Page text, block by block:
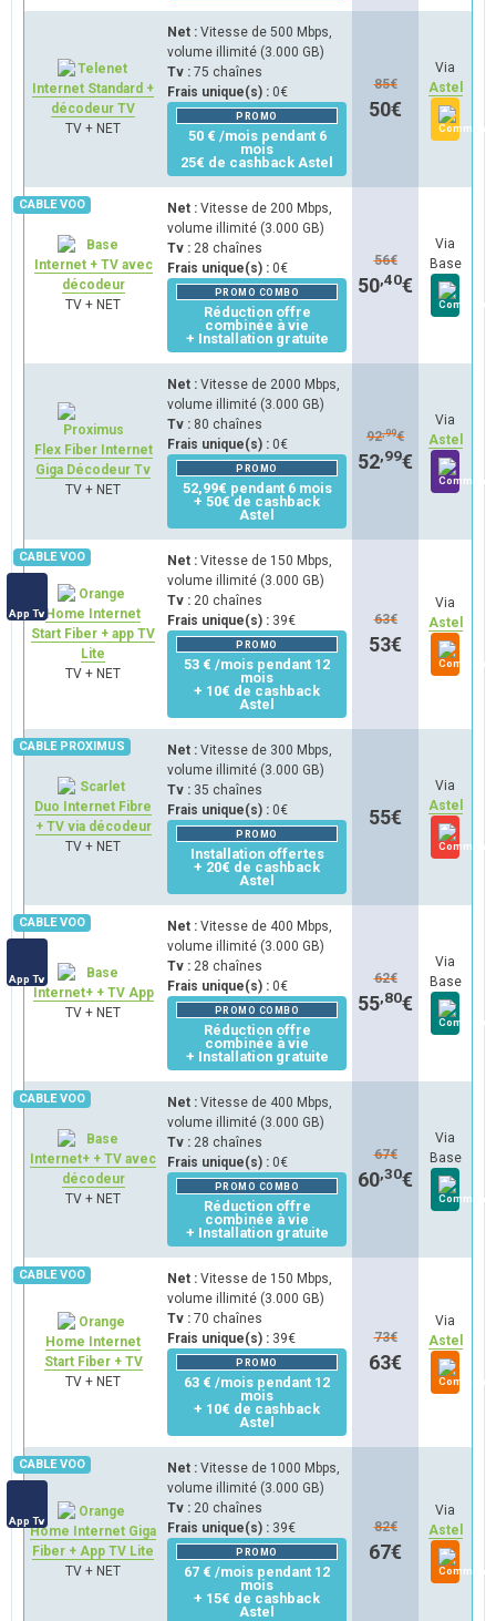
Internet Standard +
décodeur TV
TV + NET
Net : Vitesse de 500 Mbps,
volume illimité (3.000 GB)
Tv : 75 chaînes
Frais unique(s) : 0€
PROMO
50 € /mois pendant 6
mois
25€ de cashback Astel
85€
50€
Via
Astel
Internet + TV avec
décodeur
TV + NET
Net : Vitesse de 200 Mbps,
volume illimité (3.000 GB)
Tv : 28 chaînes
Frais unique(s) : 0€
PROMO COMBO
Réduction offre
combinée à vie
+ Installation gratuite
56€
50,40€
Via
Base
Flex Fiber Internet
Giga Décodeur Tv
TV + NET
Net : Vitesse de 2000 Mbps,
volume illimité (3.000 GB)
Tv : 80 chaînes
Frais unique(s) : 0€
PROMO
52,99€ pendant 6 mois
+ 50€ de cashback
Astel
92,99€
52,99€
Via
Astel
Home Internet
Start Fiber + app TV
Lite
TV + NET
App Tv
Net : Vitesse de 150 Mbps,
volume illimité (3.000 GB)
Tv : 20 chaînes
Frais unique(s) : 39€
PROMO
53 € /mois pendant 12
mois
+ 10€ de cashback
Astel
63€
53€
Via
Astel
Duo Internet Fibre
+ TV via décodeur
TV + NET
Net : Vitesse de 300 Mbps,
volume illimité (3.000 GB)
Tv : 35 chaînes
Frais unique(s) : 0€
PROMO
Installation offertes
+ 20€ de cashback
Astel
55€
Via
Astel
Internet+ + TV App
TV + NET
App Tv
Net : Vitesse de 400 Mbps,
volume illimité (3.000 GB)
Tv : 28 chaînes
Frais unique(s) : 0€
PROMO COMBO
Réduction offre
combinée à vie
+ Installation gratuite
62€
55,80€
Via
Base
Internet+ + TV avec
décodeur
TV + NET
Net : Vitesse de 400 Mbps,
volume illimité (3.000 GB)
Tv : 28 chaînes
Frais unique(s) : 0€
PROMO COMBO
Réduction offre
combinée à vie
+ Installation gratuite
67€
60,30€
Via
Base
Home Internet
Start Fiber + TV
TV + NET
Net : Vitesse de 150 Mbps,
volume illimité (3.000 GB)
Tv : 70 chaînes
Frais unique(s) : 39€
PROMO
63 € /mois pendant 12
mois
+ 10€ de cashback
Astel
73€
63€
Via
Astel
Home Internet Giga
Fiber + App TV Lite
TV + NET
App Tv
Net : Vitesse de 1000 Mbps,
volume illimité (3.000 GB)
Tv : 20 chaînes
Frais unique(s) : 39€
PROMO
67 € /mois pendant 12
mois
+ 15€ de cashback
Astel
82€
67€
Via
Astel